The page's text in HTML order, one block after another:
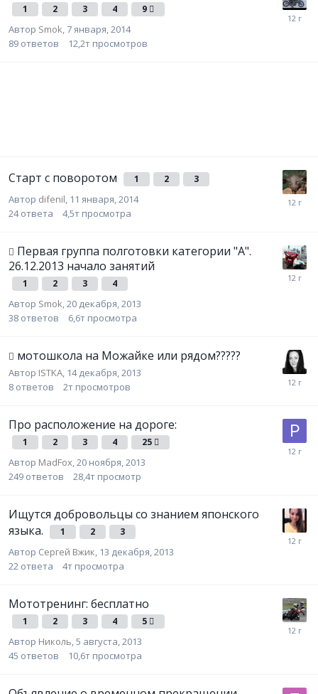
1 2 3 4 9
Автор Smok 7 января, 2014
89 ответов 12,2т просмотров
Старт с поворотом 1 2 3
Автор difenil 11 января, 2014
24 ответа 4,5т просмотра
Первая группа полготовки категории "А".
26.12.2013 начало занятий
1 2 3 4
Автор Smok 20 декабря, 2013
38 ответов 6,6т просмотра
мотошкола на Можайке или рядом?????
Автор ISTKA 14 декабря, 2013
8 ответов 2т просмотров
Про расположение на дороге:
1 2 3 4 25
Автор MadFox 20 ноября, 2013
249 ответов 28,4т просмотр
Ищутся добровольцы со знанием японского
языка.
1 2 3
Автор Сергей Вжик 13 декабря, 2013
22 ответа 4т просмотра
Мототренинг: бесплатно
1 2 3 4 5
Автор Николь 5 августа, 2013
45 ответов 10,6т просмотра